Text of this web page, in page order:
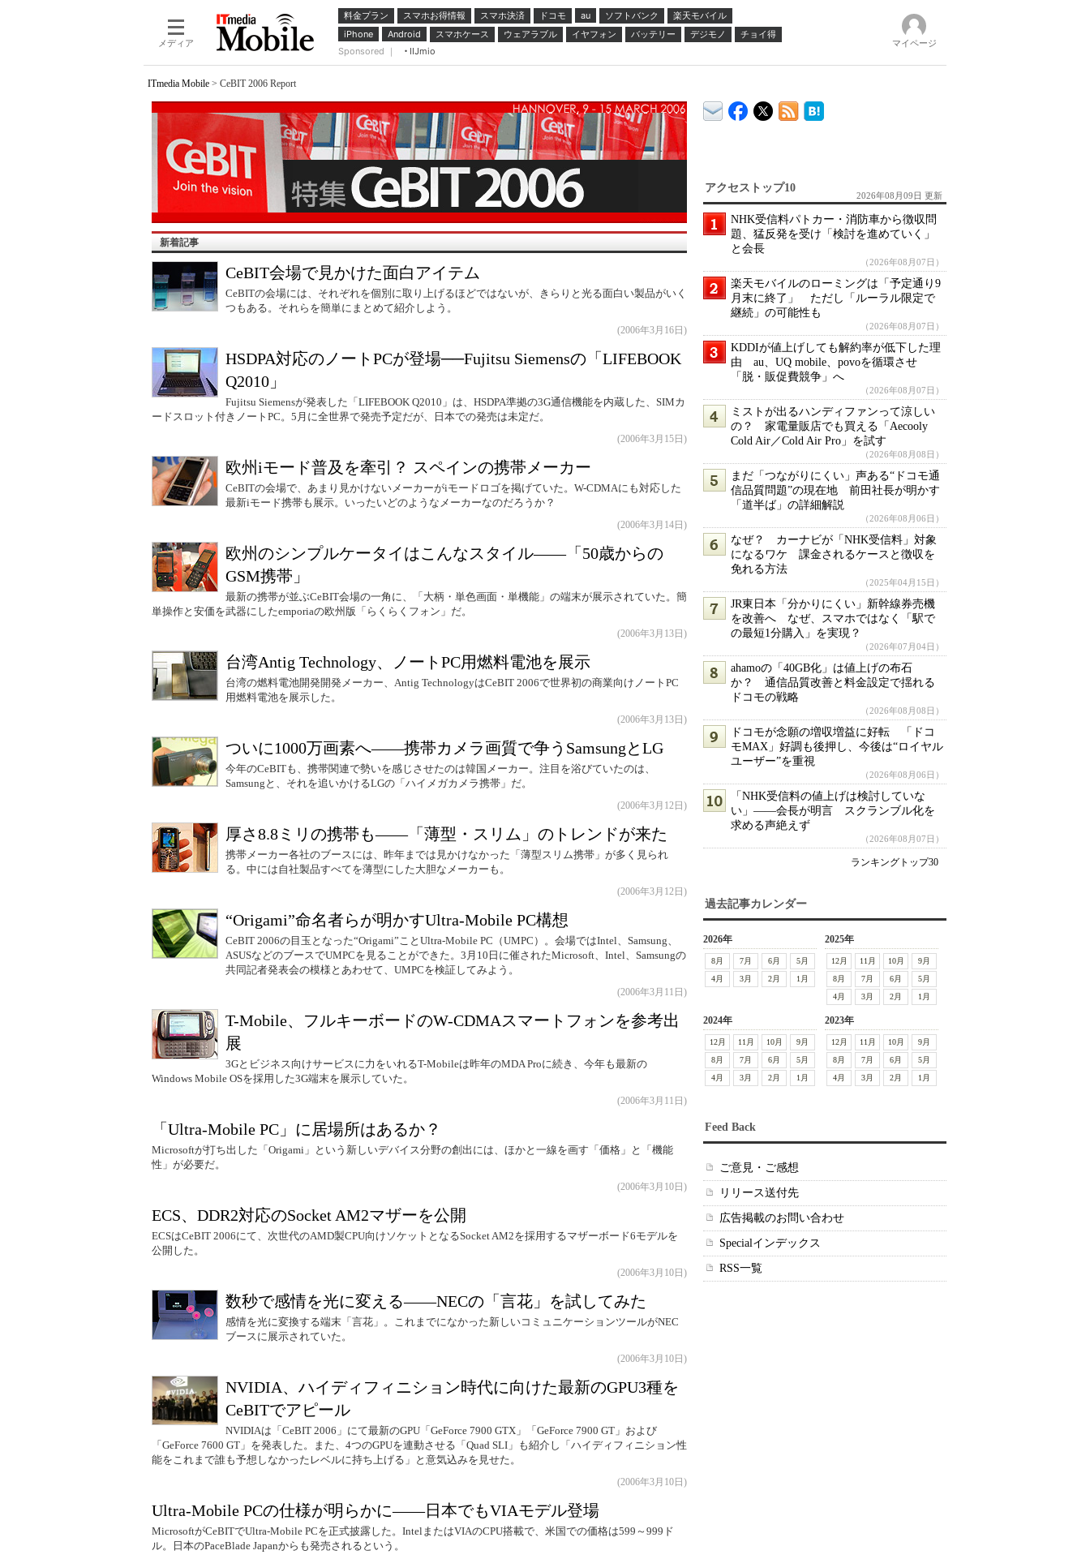
メディア
料金プラン スマホお得情報 スマホ決済 ドコモ au ソフトバンク
楽天モバイル
iPhone
Android スマホケース ウェアラブル イヤフォン バッテリー デジモノ
チョイ得
Sponsored ｜
IIJmio
マイページ
ITmedia Mobile > CeBIT 2006 Report
新着記事
CeBIT会場で見かけた面白アイテム
CeBITの会場には、それぞれを個別に取り上げるほどではないが、きらりと光る面白い製品がいく
つもある。それらを簡単にまとめて紹介しよう。
(2006年3月16日)
HSDPA対応のノートPCが登場──Fujitsu Siemensの「LIFEBOOK
Q2010」
Fujitsu Siemensが発表した「LIFEBOOK Q2010」は、HSDPA準拠の3G通信機能を内蔵した、SIMカ
ードスロット付きノートPC。5月に全世界で発売予定だが、日本での発売は未定だ。
(2006年3月15日)
欧州iモード普及を牽引？ スペインの携帯メーカー
CeBITの会場で、あまり見かけないメーカーがiモードロゴを掲げていた。W-CDMAにも対応した
最新iモード携帯も展示。いったいどのようなメーカーなのだろうか？
(2006年3月14日)
欧州のシンプルケータイはこんなスタイル――「50歳からの
GSM携帯」
最新の携帯が並ぶCeBIT会場の一角に、「大柄・単色画面・単機能」の端末が展示されていた。簡
単操作と安価を武器にしたemporiaの欧州版「らくらくフォン」だ。
(2006年3月13日)
台湾Antig Technology、ノートPC用燃料電池を展示
台湾の燃料電池開発開発メーカー、Antig TechnologyはCeBIT 2006で世界初の商業向けノートPC
用燃料電池を展示した。
(2006年3月13日)
ついに1000万画素へ――携帯カメラ画質で争うSamsungとLG
今年のCeBITも、携帯関連で勢いを感じさせたのは韓国メーカー。注目を浴びていたのは、
Samsungと、それを追いかけるLGの「ハイメガカメラ携帯」だ。
(2006年3月12日)
厚さ8.8ミリの携帯も――「薄型・スリム」のトレンドが来た
携帯メーカー各社のブースには、昨年までは見かけなかった「薄型スリム携帯」が多く見られ
る。中には自社製品すべてを薄型にした大胆なメーカーも。
(2006年3月12日)
“Origami”命名者らが明かすUltra-Mobile PC構想
CeBIT 2006の目玉となった“Origami”ことUltra-Mobile PC（UMPC）。会場ではIntel、Samsung、
ASUSなどのブースでUMPCを見ることができた。3月10日に催されたMicrosoft、Intel、Samsungの
共同記者発表会の模様とあわせて、UMPCを検証してみよう。
(2006年3月11日)
T-Mobile、フルキーボードのW-CDMAスマートフォンを参考出
展
3Gとビジネス向けサービスに力をいれるT-Mobileは昨年のMDA Proに続き、今年も最新の
Windows Mobile OSを採用した3G端末を展示していた。
(2006年3月11日)
「Ultra-Mobile PC」に居場所はあるか？
Microsoftが打ち出した「Origami」という新しいデバイス分野の創出には、ほかと一線を画す「価格」と「機能
性」が必要だ。
(2006年3月10日)
ECS、DDR2対応のSocket AM2マザーを公開
ECSはCeBIT 2006にて、次世代のAMD製CPU向けソケットとなるSocket AM2を採用するマザーボード6モデルを
公開した。
(2006年3月10日)
数秒で感情を光に変える――NECの「言花」を試してみた
感情を光に変換する端末「言花」。これまでになかった新しいコミュニケーションツールがNEC
ブースに展示されていた。
(2006年3月10日)
NVIDIA、ハイディフィニション時代に向けた最新のGPU3種を
CeBITでアピール
NVIDIAは「CeBIT 2006」にて最新のGPU「GeForce 7900 GTX」「GeForce 7900 GT」および
「GeForce 7600 GT」を発表した。また、4つのGPUを連動させる「Quad SLI」も紹介し「ハイディフィニション性
能をこれまで誰も予想しなかったレベルに持ち上げる」と意気込みを見せた。
(2006年3月10日)
Ultra-Mobile PCの仕様が明らかに――日本でもVIAモデル登場
MicrosoftがCeBITでUltra-Mobile PCを正式披露した。IntelまたはVIAのCPU搭載で、米国での価格は599～999ド
ル。日本のPaceBlade Japanからも発売されるという。
アクセストップ10
2026年08月09日 更新
NHK受信料パトカー・消防車から徴収問
題、猛反発を受け「検討を進めていく」
と会長
（2026年08月07日）
楽天モバイルのローミングは「予定通り9
月末に終了」 ただし「ルーラル限定で
継続」の可能性も
（2026年08月07日）
KDDIが値上げしても解約率が低下した理
由 au、UQ mobile、povoを循環させ
「脱・販促費競争」へ
（2026年08月07日）
ミストが出るハンディファンって涼しい
の？ 家電量販店でも買える「Aecooly
Cold Air／Cold Air Pro」を試す
（2026年08月08日）
まだ「つながりにくい」声ある“ドコモ通
信品質問題”の現在地 前田社長が明かす
「道半ば」の詳細解説
（2026年08月06日）
なぜ？ カーナビが「NHK受信料」対象
になるワケ 課金されるケースと徴収を
免れる方法
（2025年04月15日）
JR東日本「分かりにくい」新幹線券売機
を改善へ なぜ、スマホではなく「駅で
の最短1分購入」を実現？
（2026年07月04日）
ahamoの「40GB化」は値上げの布石
か？ 通信品質改善と料金設定で揺れる
ドコモの戦略
（2026年08月08日）
ドコモが念願の増収増益に好転 「ドコ
モMAX」好調も後押し、今後は“ロイヤル
ユーザー”を重視
（2026年08月06日）
「NHK受信料の値上げは検討していな
い」――会長が明言 スクランブル化を
求める声絶えず
（2026年08月07日）
ランキングトップ30
過去記事カレンダー
2026年
8月 7月 6月
5月
4月
3月 2月 1月
2025年
12月 11月 10月
9月
8月
7月 6月
5月
4月
3月 2月 1月
2024年
12月 11月 10月
9月
8月
7月 6月
5月
4月
3月 2月 1月
2023年
12月 11月 10月
9月
8月
7月 6月
5月
4月
3月 2月 1月
Feed Back
ご意見・ご感想
リリース送付先
広告掲載のお問い合わせ
Specialインデックス
RSS一覧